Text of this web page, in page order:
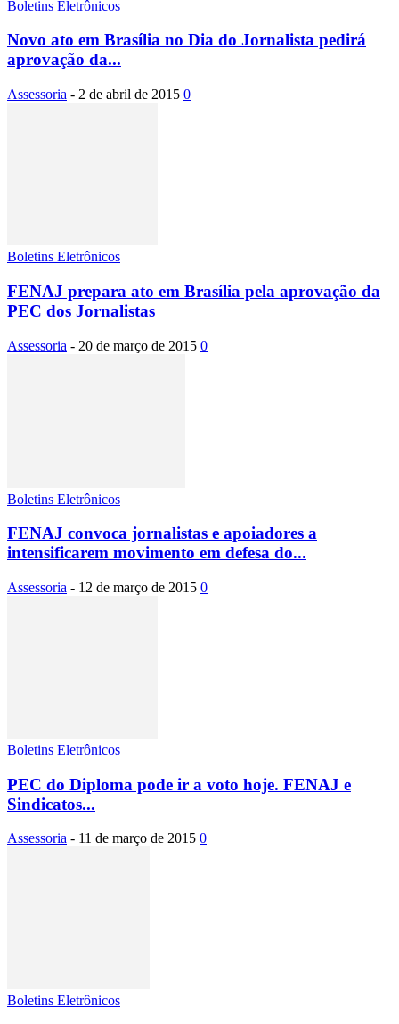
Boletins Eletrônicos
Novo ato em Brasília no Dia do Jornalista pedirá
aprovação da...
Assessoria - 2 de abril de 2015 0
Boletins Eletrônicos
FENAJ prepara ato em Brasília pela aprovação da
PEC dos Jornalistas
Assessoria - 20 de março de 2015 0
Boletins Eletrônicos
FENAJ convoca jornalistas e apoiadores a
intensificarem movimento em defesa do...
Assessoria - 12 de março de 2015 0
Boletins Eletrônicos
PEC do Diploma pode ir a voto hoje. FENAJ e
Sindicatos...
Assessoria - 11 de março de 2015 0
Boletins Eletrônicos